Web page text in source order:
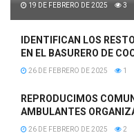
19 DE FEBRERO DE 2025 3
IDENTIFICAN LOS
EN EL BASURERO DE
26 DE FEBRERO DE 2025 1
REPRODUCIMOS
AMBULANTES
26 DE FEBRERO DE 2025 2